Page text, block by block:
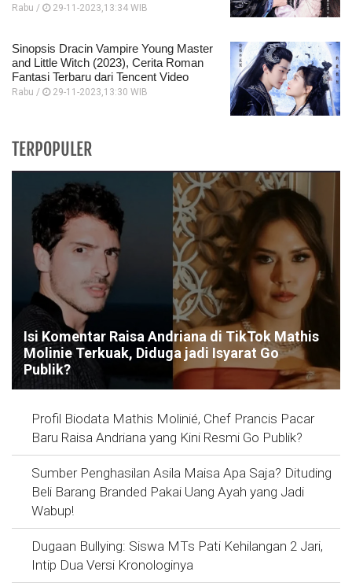
Rabu / 29-11-2023,13:34 WIB
Sinopsis Dracin Vampire Young Master
and Little Witch (2023), Cerita Roman
Fantasi Terbaru dari Tencent Video
Rabu / 29-11-2023,13:30 WIB
TERPOPULER
Isi Komentar Raisa Andriana di TikTok Mathis
Molinie Terkuak, Diduga jadi Isyarat Go
Publik?
Profil Biodata Mathis Molinié, Chef Prancis Pacar
Baru Raisa Andriana yang Kini Resmi Go Publik?
Sumber Penghasilan Asila Maisa Apa Saja? Dituding
Beli Barang Branded Pakai Uang Ayah yang Jadi
Wabup!
Dugaan Bullying: Siswa MTs Pati Kehilangan 2 Jari,
Intip Dua Versi Kronologinya